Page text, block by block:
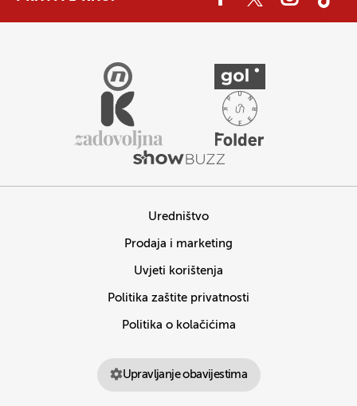
Uredništvo
Prodaja i marketing
Uvjeti korištenja
Politika zaštite privatnosti
Politika o kolačićima
Upravljanje obavijestima